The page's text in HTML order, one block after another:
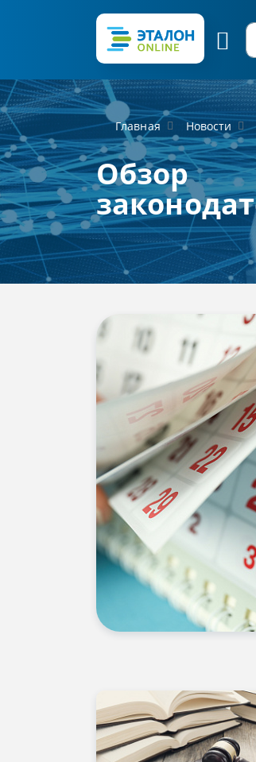
Главная Новости
Обзор